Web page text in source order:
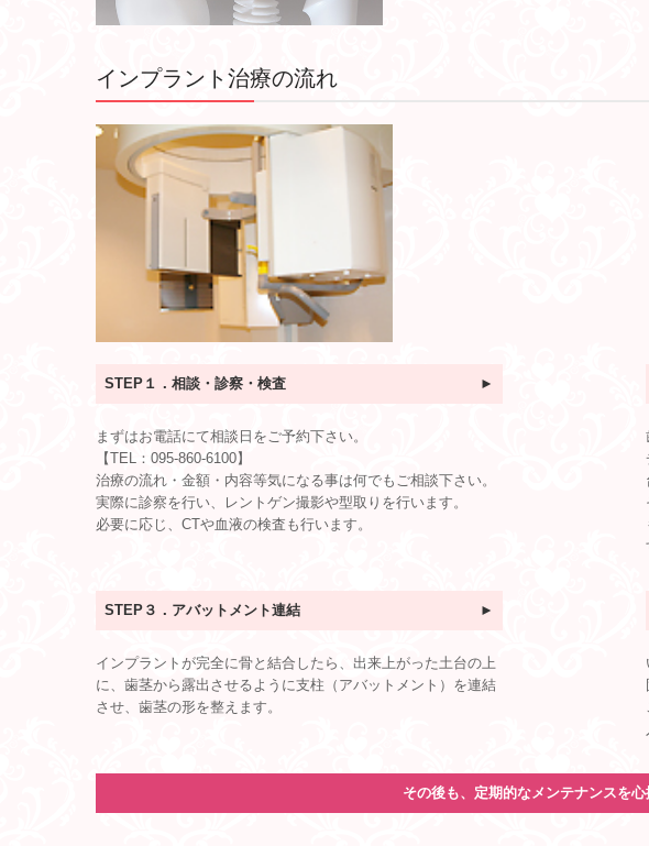
インプラント治療の流れ
STEP１．相談・診察・検査 ►
まずはお電話にて相談日をご予約下さい。
【TEL： 095-860-6100】
治療の流れ・金額・内容等気になる事は何でもご相談下さい。
実際に診察を行い、レントゲン撮影や型取りを行います。
必要に応じ、CTや血液の検査も行います。
STEP３． アバットメント連結 ►
インプラントが完全に骨と結合したら、出来上がった土台の上
に、歯茎から露出させるように支柱（アバットメント）を連結
させ、歯茎の形を整えます。
その後も、定期的なメンテナンスを心